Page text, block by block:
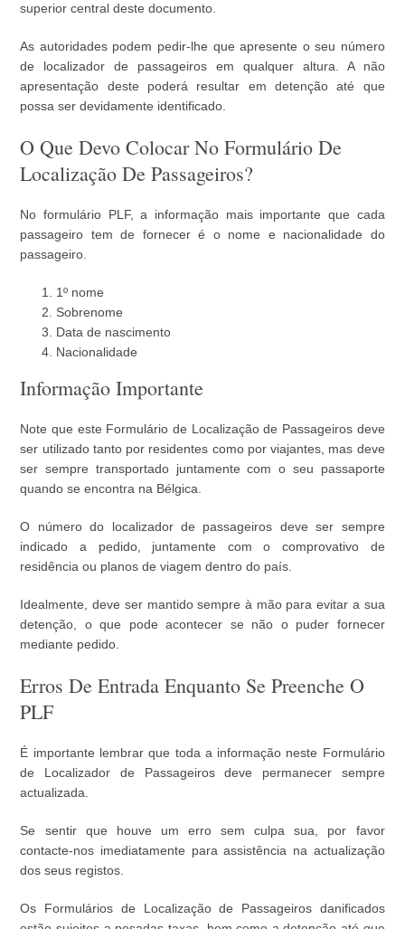
superior central deste documento.
As autoridades podem pedir-lhe que apresente o seu número
de localizador de passageiros em qualquer altura. A não
apresentação deste poderá resultar em detenção até que
possa ser devidamente identificado.
O Que Devo Colocar No Formulário De
Localização De Passageiros?
No formulário PLF, a informação mais importante que cada
passageiro tem de fornecer é o nome e nacionalidade do
passageiro.
1º nome
Sobrenome
Data de nascimento
Nacionalidade
Informação Importante
Note que este Formulário de Localização de Passageiros deve
ser utilizado tanto por residentes como por viajantes, mas deve
ser sempre transportado juntamente com o seu passaporte
quando se encontra na Bélgica.
O número do localizador de passageiros deve ser sempre
indicado a pedido, juntamente com o comprovativo de
residência ou planos de viagem dentro do país.
Idealmente, deve ser mantido sempre à mão para evitar a sua
detenção, o que pode acontecer se não o puder fornecer
mediante pedido.
Erros De Entrada Enquanto Se Preenche O
PLF
É importante lembrar que toda a informação neste Formulário
de Localizador de Passageiros deve permanecer sempre
actualizada.
Se sentir que houve um erro sem culpa sua, por favor
contacte-nos imediatamente para assistência na actualização
dos seus registos.
Os Formulários de Localização de Passageiros danificados